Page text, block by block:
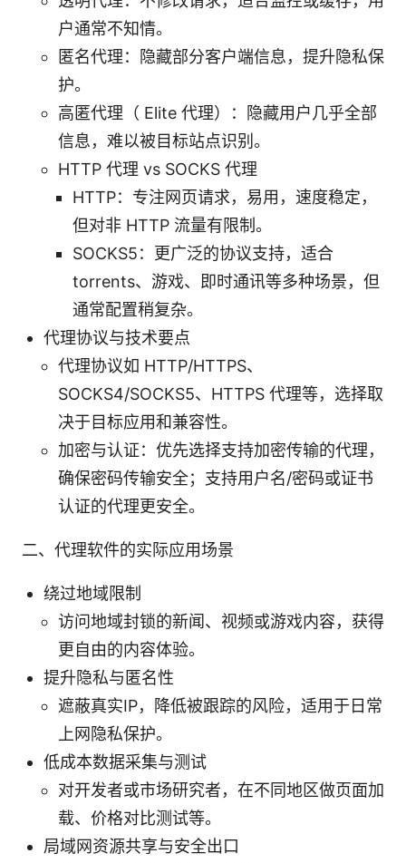
户通常不知情。
匿名代理：隐藏部分客户端信息，提升隐私保
护。
高匿代理（ Elite 代理）：隐藏用户几乎全部
信息，难以被目标站点识别。
HTTP 代理 vs SOCKS 代理
HTTP：专注网页请求，易用，速度稳定，
但对非 HTTP 流量有限制。
SOCKS5：更广泛的协议支持，适合
torrents、游戏、即时通讯等多种场景，但
通常配置稍复杂。
代理协议与技术要点
代理协议如 HTTP/HTTPS、
SOCKS4/SOCKS5、HTTPS 代理等，选择取
决于目标应用和兼容性。
加密与认证：优先选择支持加密传输的代理，
确保密码传输安全；支持用户名/密码或证书
认证的代理更安全。
二、代理软件的实际应用场景
绕过地域限制
访问地域封锁的新闻、视频或游戏内容，获得
更自由的内容体验。
提升隐私与匿名性
遮蔽真实IP，降低被跟踪的风险，适用于日常
上网隐私保护。
低成本数据采集与测试
对开发者或市场研究者，在不同地区做页面加
载、价格对比测试等。
局域网资源共享与安全出口